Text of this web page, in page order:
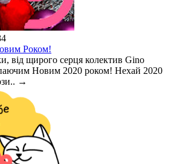
Роком!
від щирого серця колектив Gino
Новим 2020 роком! Нехай 2020
→